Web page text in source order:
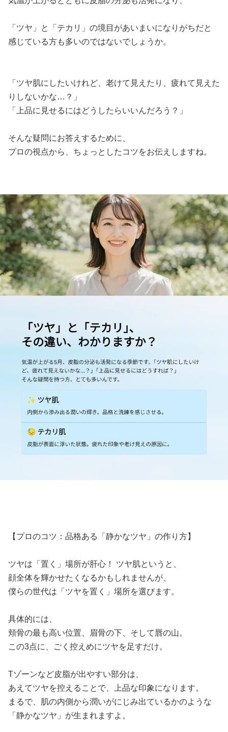
「ツヤ」と「テカリ」の境目があいまいになりがちだと
感じている方も多いのではないでしょうか。
「ツヤ肌にしたいけれど、老けて見えたり、疲れて見えた
りしないかな…？」
「上品に見せるにはどうしたらいいんだろう？」
そんな疑問にお答えするために、
プロの視点から、ちょっとしたコツをお伝えしますね。
【プロのコツ：品格ある「静かなツヤ」の作り方】
ツヤは「置く」場所が肝心！ ツヤ肌というと、
顔全体を輝かせたくなるかもしれませんが、
僕らの世代は「ツヤを置く」場所を選びます。
具体的には、
頬骨の最も高い位置、眉骨の下、そして唇の山。
この3点に、ごく控えめにツヤを足すだけ。
Tゾーンなど皮脂が出やすい部分は、
あえてツヤを控えることで、上品な印象になります。
まるで、肌の内側から潤いがにじみ出ているかのような
「静かなツヤ」が生まれますよ。